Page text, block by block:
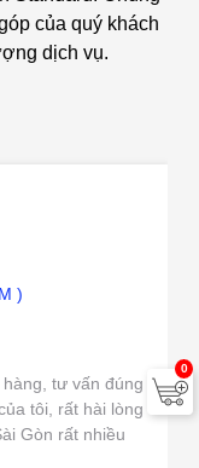
của quý khách
dịch vụ.
)
tư vấn đúng
tôi, rất hài lòng
Gòn rất nhiều
0